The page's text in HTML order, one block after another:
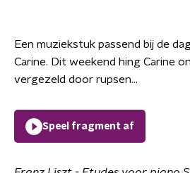
Een muziekstuk passend bij de
Carine. Dit weekend hing Carine
vergezeld door rupsen...
Speel fragment af